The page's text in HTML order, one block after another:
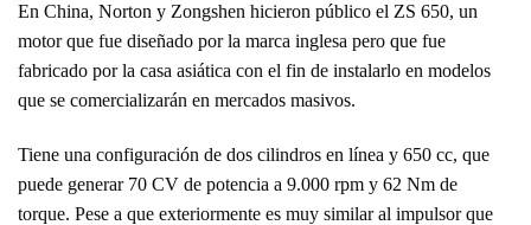
En China, Norton y Zongshen hicieron público el ZS 650, un
motor que fue diseñado por la marca inglesa pero que fue
fabricado por la casa asiática con el fin de instalarlo en modelos
que se comercializarán en mercados masivos.
Tiene una configuración de dos cilindros en línea y 650 cc, que
puede generar 70 CV de potencia a 9.000 rpm y 62 Nm de
torque. Pese a que exteriormente es muy similar al impulsor que